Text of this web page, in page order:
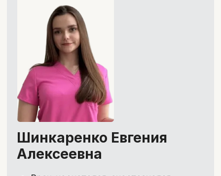
Конспекты лекций, чтобы быстро
освежить в памяти
Конспекты